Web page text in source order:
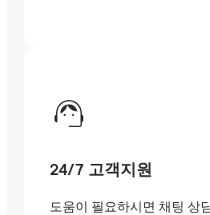
24/7 고객지원
도움이 필요하시면 채팅 상